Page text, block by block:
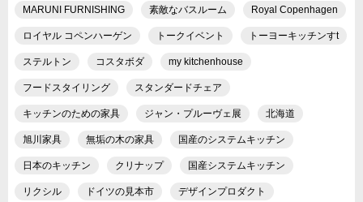
MARUNI FURNISHING 素敵なバスルーム Royal Copenhagen
ロイヤル コペンハーゲン トークイベント トーヨーキッチンすt
ステルトン コスタボダ my kitchenhouse
フードスタイリング スタンダードチェア
キッチンのための家具 ジャン・プルーヴェ展 北海道
旭川家具 無垢の木の家具 国産のシステムキッチン
日本のキッチン クリナップ 国産システムキッチン
リクシル ドイツの見本市 デザインプロダクト